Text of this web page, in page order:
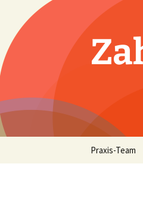
Inhalt
springen
Praxis-Team